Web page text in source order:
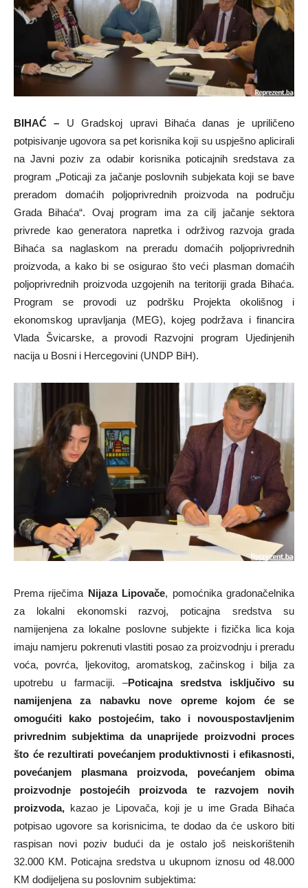
BIHAĆ – U Gradskoj upravi Bihaća danas je upriličeno
potpisivanje ugovora sa pet korisnika koji su uspješno aplicirali
na Javni poziv za odabir korisnika poticajnih sredstava za
program „Poticaji za jačanje poslovnih subjekata koji se bave
preradom domaćih poljoprivrednih proizvoda na području
Grada Bihaća“. Ovaj program ima za cilj jačanje sektora
privrede kao generatora napretka i održivog razvoja grada
Bihaća sa naglaskom na preradu domaćih poljoprivrednih
proizvoda, a kako bi se osigurao što veći plasman domaćih
poljoprivrednih proizvoda uzgojenih na teritoriji grada Bihaća.
Program se provodi uz podršku Projekta okolišnog i
ekonomskog upravljanja (MEG), kojeg podržava i financira
Vlada Švicarske, a provodi Razvojni program Ujedinjenih
nacija u Bosni i Hercegovini (UNDP BiH).
Prema riječima Nijaza Lipovače, pomoćnika gradonačelnika
za lokalni ekonomski razvoj, poticajna sredstva su
namijenjena za lokalne poslovne subjekte i fizička lica koja
imaju namjeru pokrenuti vlastiti posao za proizvodnju i preradu
voća, povrća, ljekovitog, aromatskog, začinskog i bilja za
upotrebu u farmaciji. –Poticajna sredstva isključivo su
namijenjena za nabavku nove opreme kojom će se
omogućiti kako postojećim, tako i novouspostavljenim
privrednim subjektima da unaprijede proizvodni proces
što će rezultirati povećanjem produktivnosti i efikasnosti,
povećanjem plasmana proizvoda, povećanjem obima
proizvodnje postojećih proizvoda te razvojem novih
proizvoda, kazao je Lipovača, koji je u ime Grada Bihaća
potpisao ugovore sa korisnicima, te dodao da će uskoro biti
raspisan novi poziv budući da je ostalo još neiskorištenih
32.000 KM. Poticajna sredstva u ukupnom iznosu od 48.000
KM dodijeljena su poslovnim subjektima: